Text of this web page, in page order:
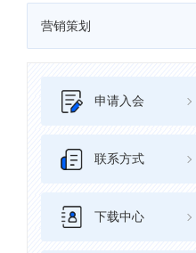
营销策划
申请入会
联系方式
下载中心